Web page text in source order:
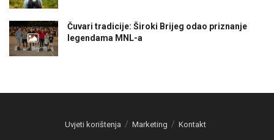
Čuvari tradicije: Široki Brijeg odao priznanje
legendama MNL-a
Uvjeti korištenja Marketing Kontakt